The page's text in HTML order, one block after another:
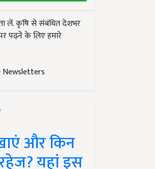
लें. कृषि से संबंधित देशभर
पढ़ने के लिए हमारे
Newsletters
और किन
यहां इस